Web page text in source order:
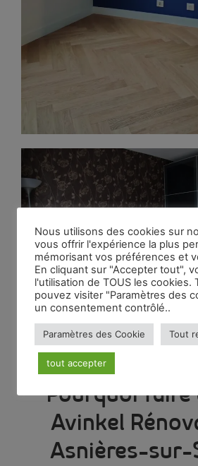
Pourquoi faire
Avinkel
Asnières-sur-
Nous utilisons des cookies sur
vous offrir l'expérience la plus
mémorisant vos préférences et
En cliquant sur "Accepter tout",
l'utilisation de TOUS les cookies.
pouvez visiter "Paramètres des
un consentement contrôlé..
Paramètres des Cookie Tout
tout accepter